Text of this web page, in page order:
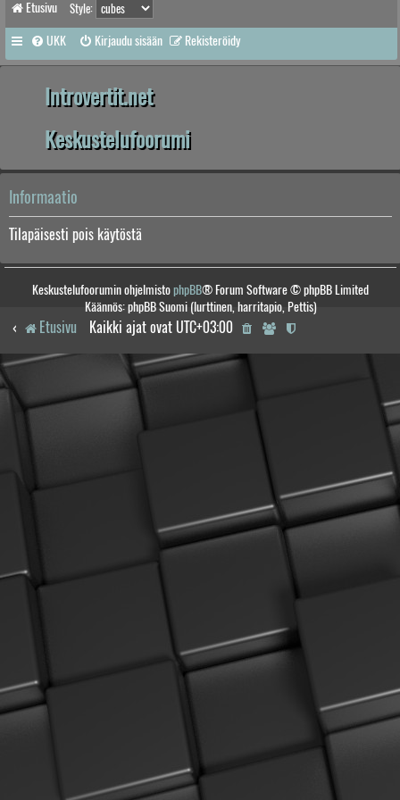
Etusivu Style:
UKK Kirjaudu sisään Rekisteröidy
Introvertit.net
Keskustelufoorumi
Informaatio
Tilapäisesti pois käytöstä
Keskustelufoorumin ohjelmistophpBB® Forum Software © phpBB Limited
Käännös: phpBB Suomi (lurttinen, harritapio, Pettis)
Etusivu Kaikki ajat ovat UTC+03:00